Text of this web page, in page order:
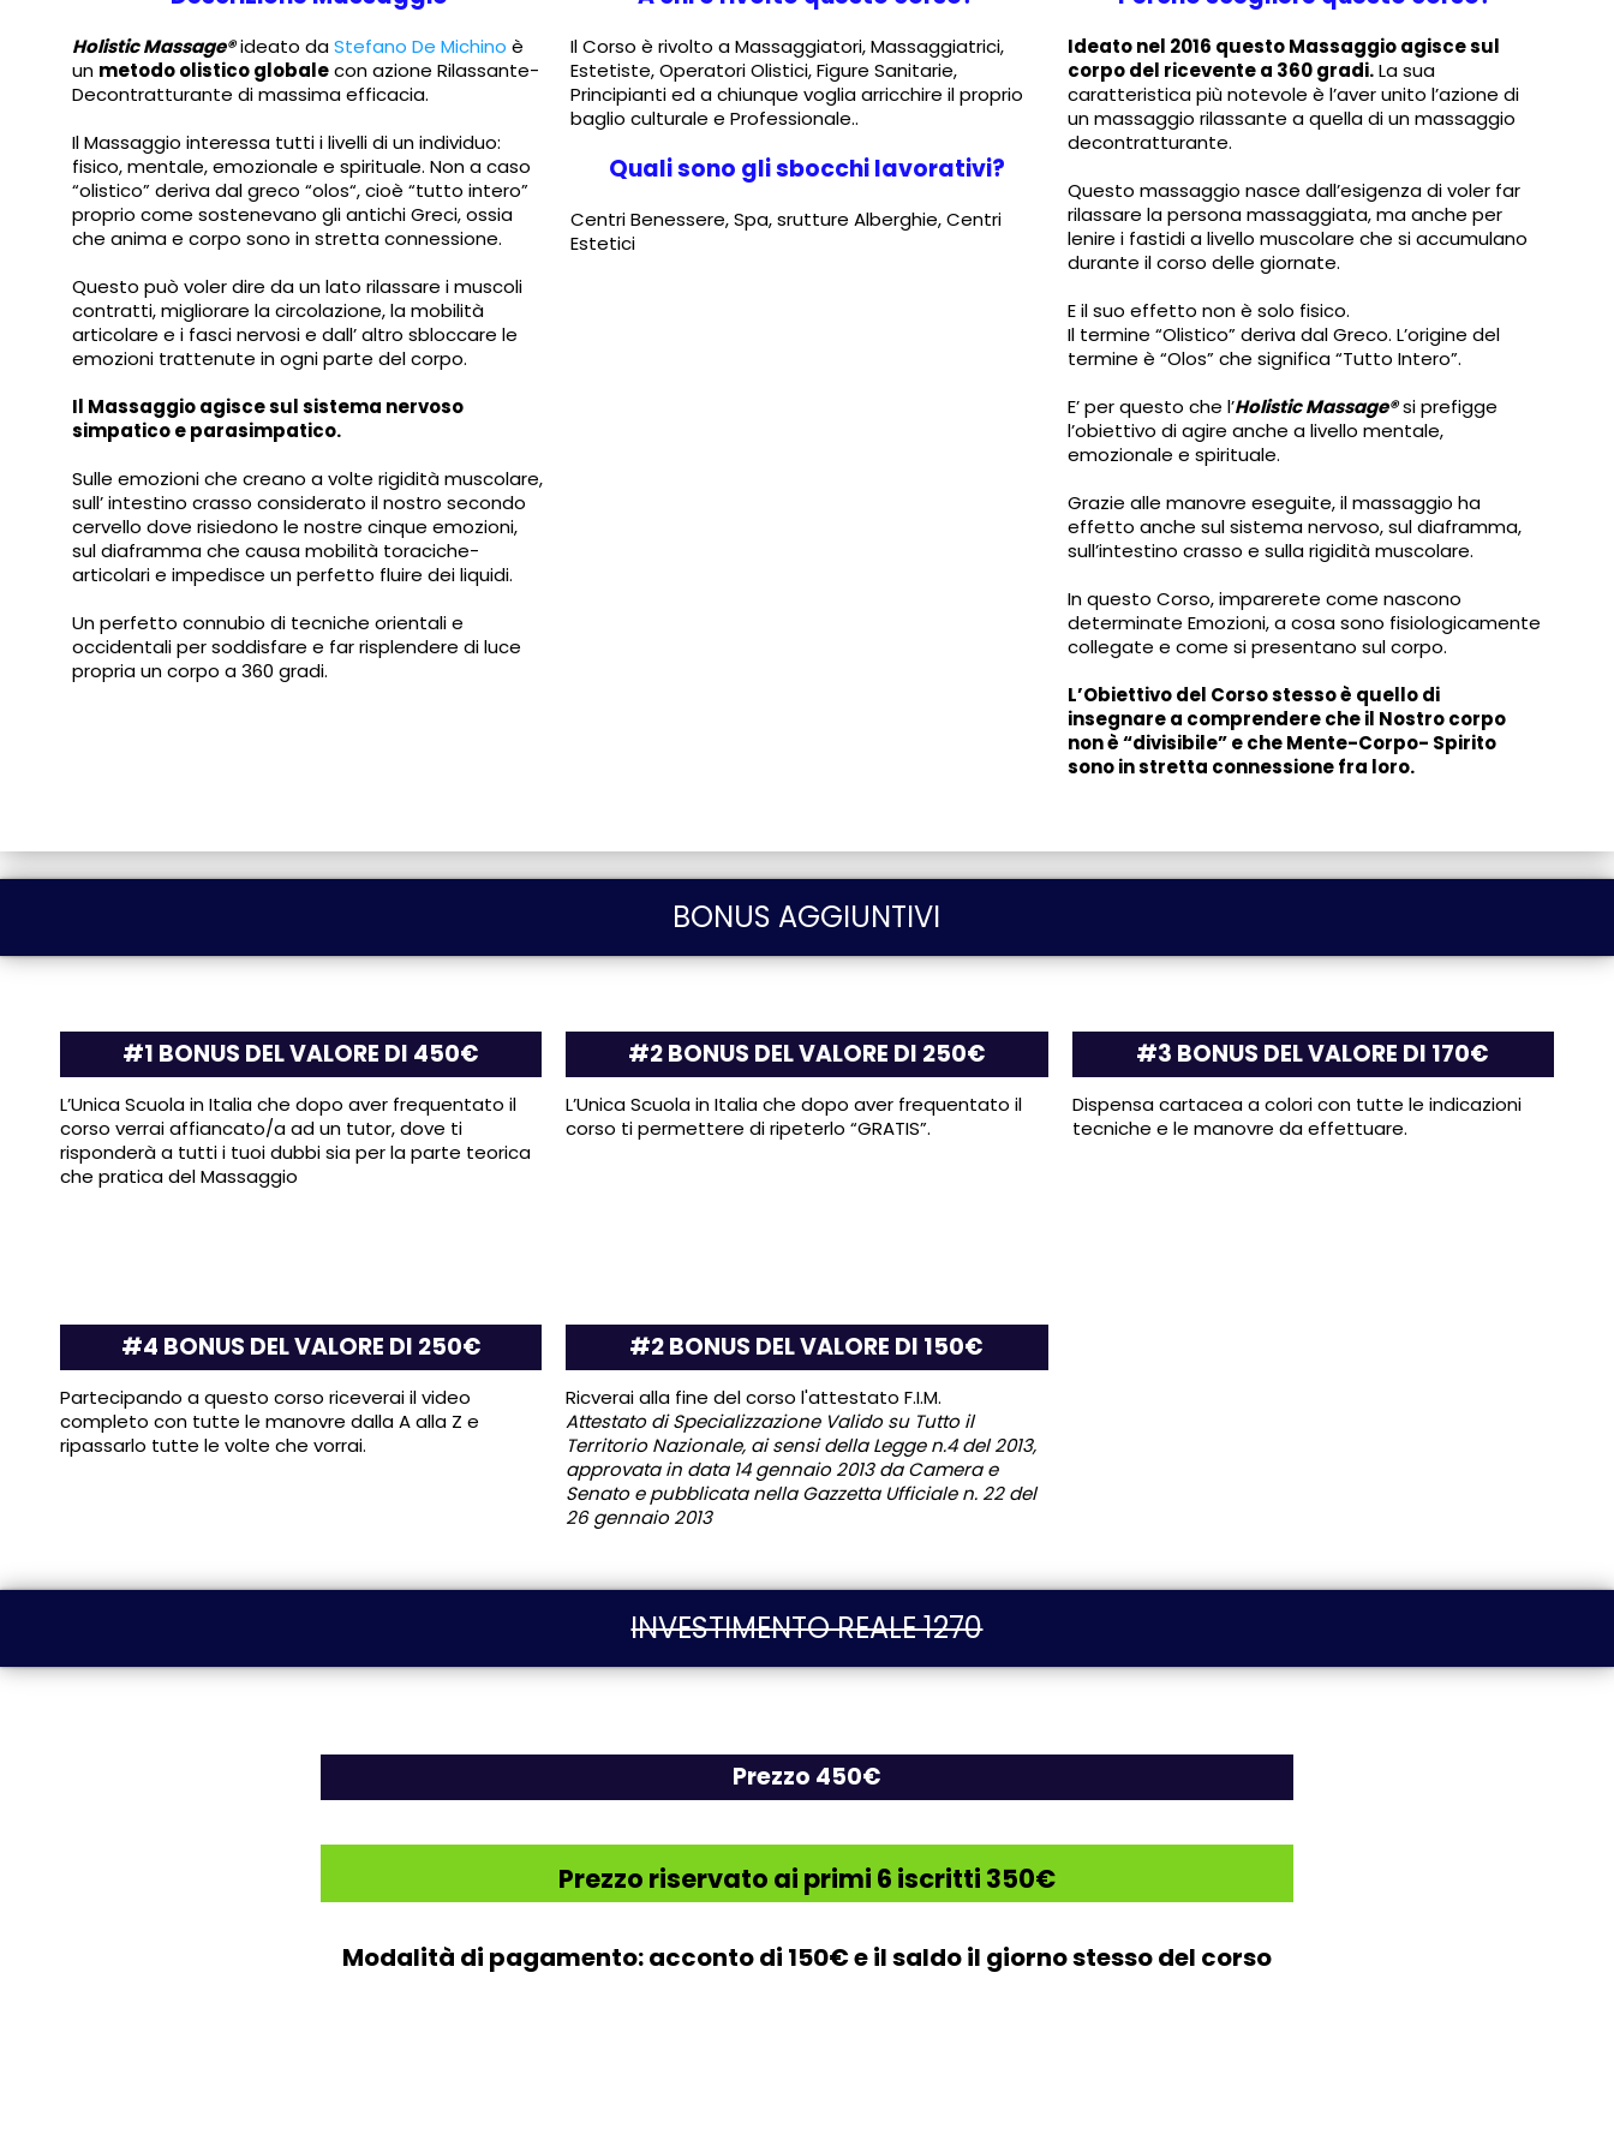
Holistic Massage®ideato daStefano De Michino è
un metodo olistico globalecon azione Rilassante-
Decontratturante di massima efficacia.
Il Massaggio interessa tutti i livelli di un individuo:
fisico, mentale, emozionale e spirituale. Non a caso
“olistico” deriva dal greco “olos“, cioè “tutto intero”
proprio come sostenevano gli antichi Greci, ossia
che anima e corpo sono in stretta connessione.
Questo può voler dire da un lato rilassare i muscoli
contratti, migliorare la circolazione, la mobilità
articolare e i fasci nervosi e dall’ altro sbloccare le
emozioni trattenute in ogni parte del corpo.
Il Massaggio agisce sul sistema nervoso
simpatico e parasimpatico.
Sulle emozioni che creano a volte rigidità muscolare,
sull’ intestino crasso considerato il nostro secondo
cervello dove risiedono le nostre cinque emozioni,
sul diaframma che causa mobilità toraciche-
articolari e impedisce un perfetto fluire dei liquidi.
Un perfetto connubio di tecniche orientali e
occidentali per soddisfare e far risplendere di luce
propria un corpo a 360 gradi.
Il Corso è rivolto a Massaggiatori, Massaggiatrici,
Estetiste, Operatori Olistici, Figure Sanitarie,
Principianti ed a chiunque voglia arricchire il proprio
baglio culturale e Professionale..
Quali sono gli sbocchi lavorativi?
Centri Benessere, Spa, srutture Alberghie, Centri
Estetici
Ideato nel 2016 questo Massaggio agisce sul
corpo del ricevente a 360 gradi.La sua
caratteristica più notevole è l’aver unito l’azione di
un massaggio rilassante a quella di un massaggio
decontratturante.
Questo massaggio nasce dall’esigenza di voler far
rilassare la persona massaggiata, ma anche per
lenire i fastidi a livello muscolare che si accumulano
durante il corso delle giornate.
E il suo effetto non è solo fisico.
Il termine “Olistico” deriva dal Greco. L’origine del
termine è “Olos” che significa “Tutto Intero”.
E’ per questo che l’Holistic Massage®si prefigge
l’obiettivo di agire anche a livello mentale,
emozionale e spirituale.
Grazie alle manovre eseguite, il massaggio ha
effetto anche sul sistema nervoso, sul diaframma,
sull’intestino crasso e sulla rigidità muscolare.
In questo Corso, imparerete come nascono
determinate Emozioni, a cosa sono fisiologicamente
collegate e come si presentano sul corpo.
L’Obiettivo del Corso stesso è quello di
insegnare a comprendere che il Nostro corpo
non è “divisibile” e che Mente-Corpo- Spirito
sono in stretta connessione fra loro.
BONUS AGGIUNTIVI
#1 BONUS DEL VALORE DI 450€
L’Unica Scuola in Italia che dopo aver frequentato il
corso verrai affiancato/a ad un tutor, dove ti
risponderà a tutti i tuoi dubbi sia per la parte teorica
che pratica del Massaggio
#2 BONUS DEL VALORE DI 250€
L’Unica Scuola in Italia che dopo aver frequentato il
corso ti permettere di ripeterlo “GRATIS”.
#3 BONUS DEL VALORE DI 170€
Dispensa cartacea a colori con tutte le indicazioni
tecniche e le manovre da effettuare.
#4 BONUS DEL VALORE DI 250€
Partecipando a questo corso riceverai il video
completo con tutte le manovre dalla A alla Z e
ripassarlo tutte le volte che vorrai.
#2 BONUS DEL VALORE DI 150€
Ricverai alla fine del corso l'attestato F.I.M.
Attestato di Specializzazione Valido su Tutto il
Territorio Nazionale, ai sensi della Legge n.4 del 2013,
approvata in data 14 gennaio 2013 da Camera e
Senato e pubblicata nella Gazzetta Ufficiale n. 22 del
26 gennaio 2013
INVESTIMENTO REALE 1270
Prezzo 450€
Prezzo riservato ai primi 6 iscritti 350€
Modalità di pagamento: acconto di 150€ e il saldo il giorno stesso del corso